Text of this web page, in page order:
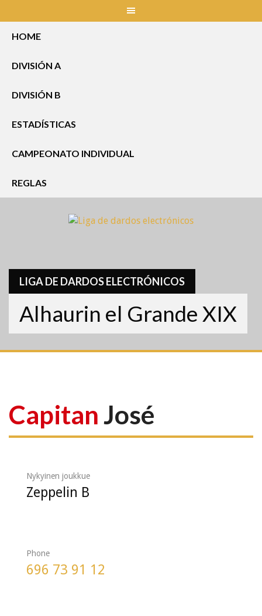
to
content
HOME
DIVISIÓN A
DIVISIÓN B
ESTADÍSTICAS
CAMPEONATO INDIVIDUAL
REGLAS
LIGA DE DARDOS ELECTRÓNICOS
Alhaurin el Grande XIX
Capitan José
Nykyinen joukkue
Zeppelin B
Phone
696 73 91 12